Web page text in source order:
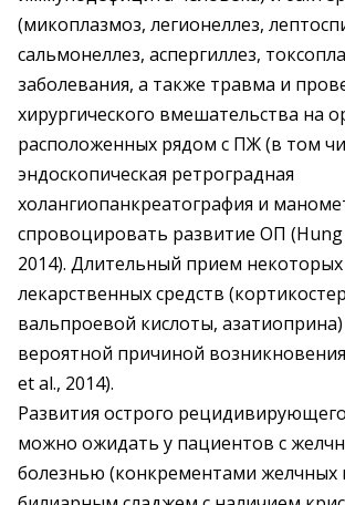
(микоплазмоз, легионеллез,
сальмонеллез, аспергиллез,
заболевания, а также травма и
хирургического вмешательства на
расположенных рядом с ПЖ (в том
эндоскопическая ретроградная
холангиопанкреатография и
спровоцировать развитие ОП (Hung
2014). Длительный прием некоторых
лекарственных средств
вальпроевой кислоты, азатиоприна)
вероятной причиной
et al., 2014).
Развития острого
можно ожидать у пациентов с
болезнью (конкрементами желчных